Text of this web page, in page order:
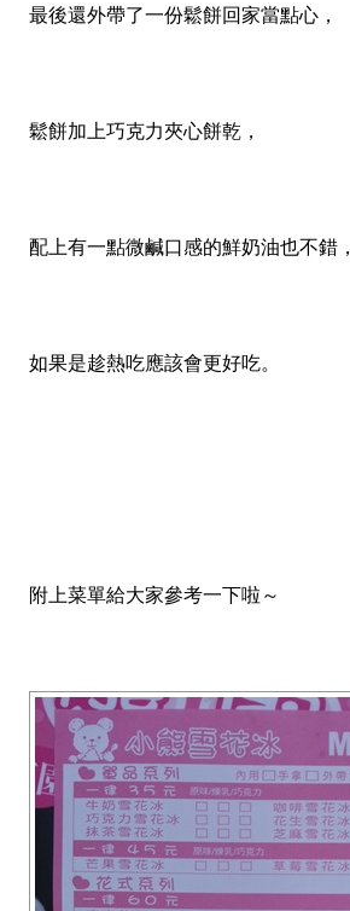
最後還外帶了一份鬆餅回家當點心，
鬆餅加上巧克力夾心餅乾，
配上有一點微鹹口感的鮮奶油也不錯，
如果是趁熱吃應該會更好吃。
附上菜單給大家參考一下啦～